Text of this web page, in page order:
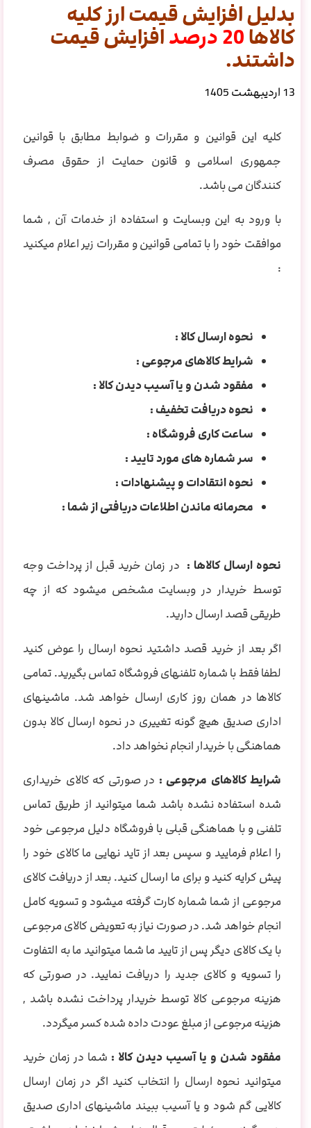
بدلیل افزایش قیمت ارز کلیه
کالاها20 درصد افزایش قیمت
داشتند.
13 اردیبهشت 1405
کلیه این قوانین و مقررات و ضوابط مطابق با قوانین
جمهوری اسلامی و قانون حمایت از حقوق مصرف
کنندگان می باشد.
با ورود به این وبسایت و استفاده از خدمات آن , شما
موافقت خود را با تمامی قوانین و مقررات زیر اعلام میکنید
:
نحوه ارسال کالا :
شرایط کالاهای مرجوعی :
مفقود شدن و یا آسیب دیدن کالا :
نحوه دریافت تخفیف :
ساعت کاری فروشگاه :
سر شماره های مورد تایید :
نحوه انتقادات و پیشنهادات :
محرمانه ماندن اطلاعات دریافتی از شما :
نحوه ارسال کالاها : در زمان خرید قبل از پرداخت وجه
توسط خریدار در وبسایت مشخص میشود که از چه
طریقی قصد ارسال دارید.
اگر بعد از خرید قصد داشتید نحوه ارسال را عوض کنید
لطفا فقط با شماره تلفنهای فروشگاه تماس بگیرید. تمامی
کالاها در همان روز کاری ارسال خواهد شد. ماشینهای
اداری صدیق هیچ گونه تغییری در نحوه ارسال کالا بدون
هماهنگی با خریدار انجام نخواهد داد.
شرایط کالاهای مرجوعی : در صورتی که کالای خریداری
شده استفاده نشده باشد شما میتوانید از طریق تماس
تلفنی و با هماهنگی قبلی با فروشگاه دلیل مرجوعی خود
را اعلام فرمایید و سپس بعد از تاید نهایی ما کالای خود را
پیش کرایه کنید و برای ما ارسال کنید. بعد از دریافت کالای
مرجوعی از شما شماره کارت گرفته میشود و تسویه کامل
انجام خواهد شد. در صورت نیاز به تعویض کالای مرجوعی
با یک کالای دیگر پس از تایید ما شما میتوانید ما به التفاوت
را تسویه و کالای جدید را دریافت نمایید. در صورتی که
هزینه مرجوعی کالا توسط خریدار پرداخت نشده باشد ,
هزینه مرجوعی از مبلغ عودت داده شده کسر میگردد.
مفقود شدن و یا آسیب دیدن کالا : شما در زمان خرید
میتوانید نحوه ارسال را انتخاب کنید اگر در زمان ارسال
کالایی گم شود و یا آسیب ببیند ماشینهای اداری صدیق